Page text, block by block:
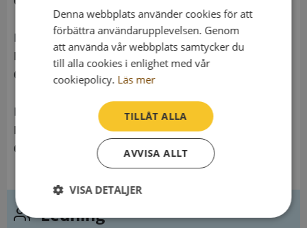
Postadress
Hagvägen 2 B
619 91 Trosa
Hagvägen 2 B
619 91 Trosa
Ledning
Denna webbplats använder cookies för att
förbättra användarupplevelsen. Genom
att använda vår webbplats samtycker du
till alla cookies i enlighet med vår
cookiepolicy. Läs mer
TILLÅT ALLA
AVVISA ALLT
VISA DETALJER
Strikt
Prestanda Inriktning